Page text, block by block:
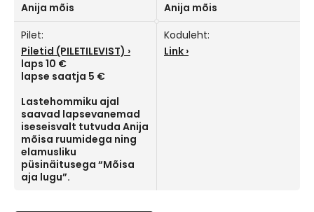
Anija mõis
Anija mõis
Pilet:
Piletid (PILETILEVIST)
laps 10 €
lapse saatja 5 €
Lastehommiku ajal
saavad lapsevanemad
iseseisvalt tutvuda Anija
mõisa ruumidega ning
elamusliku
püsinäitusega “Mõisa
aja lugu”.
Koduleht:
Link